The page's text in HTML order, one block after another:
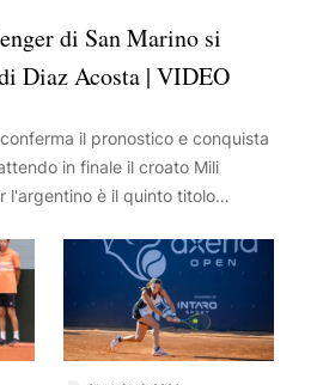
di San Marino si
Diaz Acosta | VIDEO
il pronostico e conquista
in finale il croato Mili
l'argentino è il quinto titolo